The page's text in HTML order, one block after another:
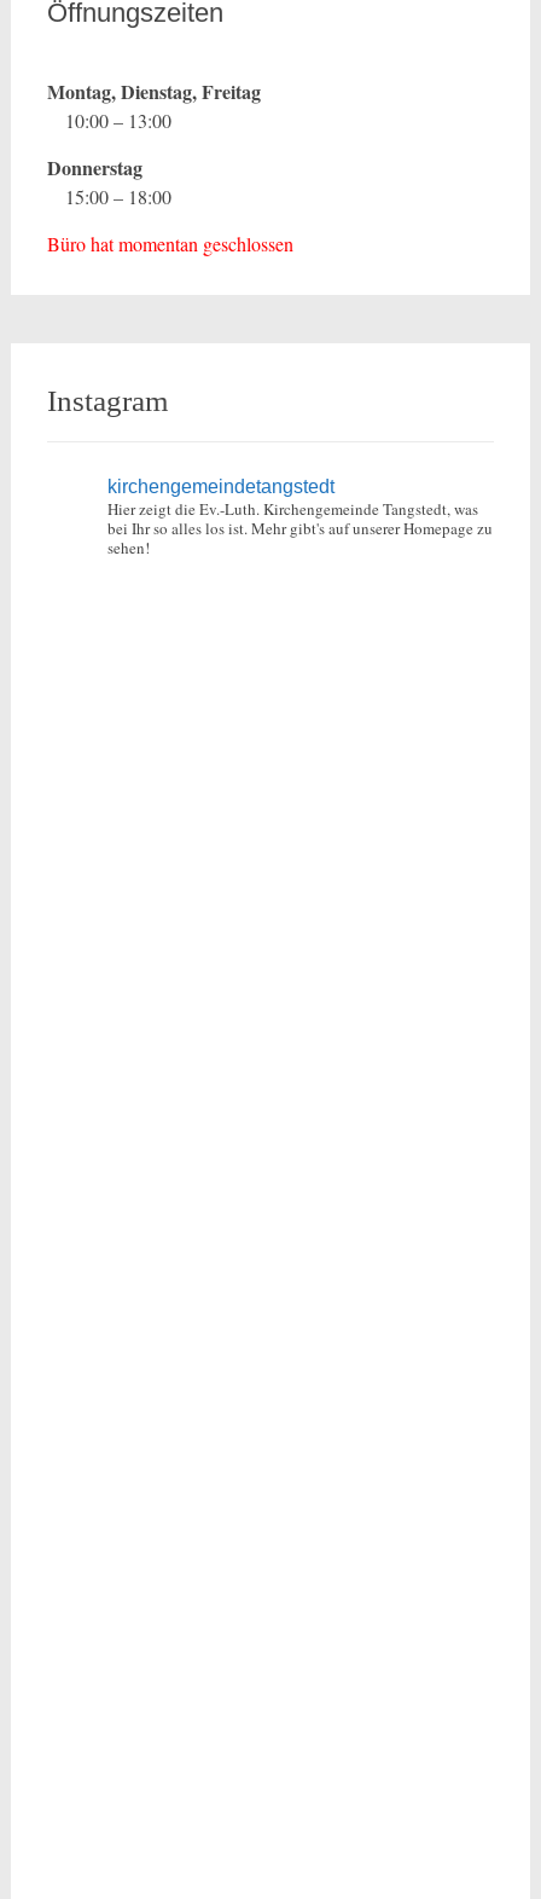
Öffnungszeiten
Montag, Dienstag, Freitag
10:00 – 13:00
Donnerstag
15:00 – 18:00
Büro hat momentan geschlossen
Instagram
kirchengemeindetangstedt
Hier zeigt die Ev.-Luth. Kirchengemeinde Tangstedt, was
bei Ihr so alles los ist.Mehr gibt's auf unserer Homepage zu
sehen!